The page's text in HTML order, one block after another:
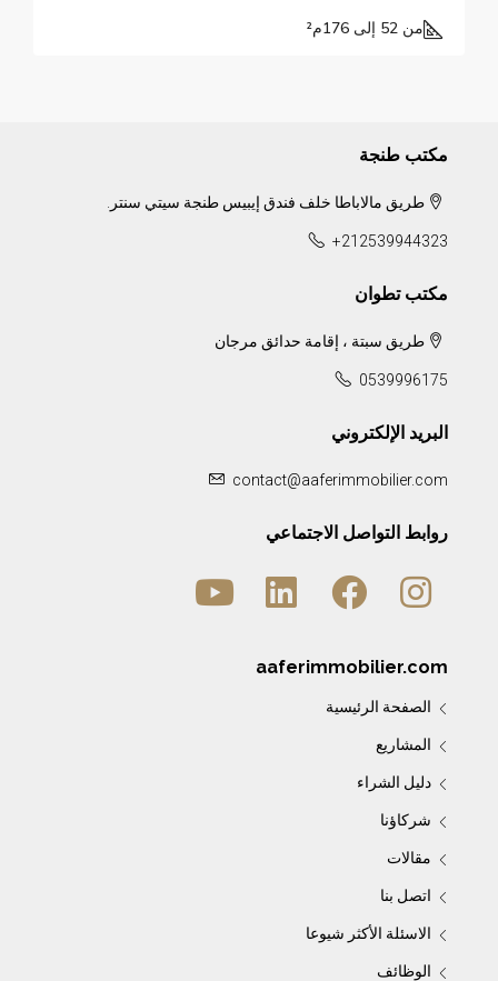
من 52 إلى 176 م²
مكتب طنجة
طريق مالاباطا خلف فندق إيبيس طنجة سيتي سنتر.
+212539944323
مكتب تطوان
طريق سبتة ، إقامة حدائق مرجان
0539996175
البريد الإلكتروني
contact@aaferimmobilier.com
روابط التواصل الاجتماعي
aaferimmobilier.com
الصفحة الرئيسية
المشاريع
دليل الشراء
شركاؤنا
مقالات
اتصل بنا
الاسئلة الأكثر شيوعا
الوظائف